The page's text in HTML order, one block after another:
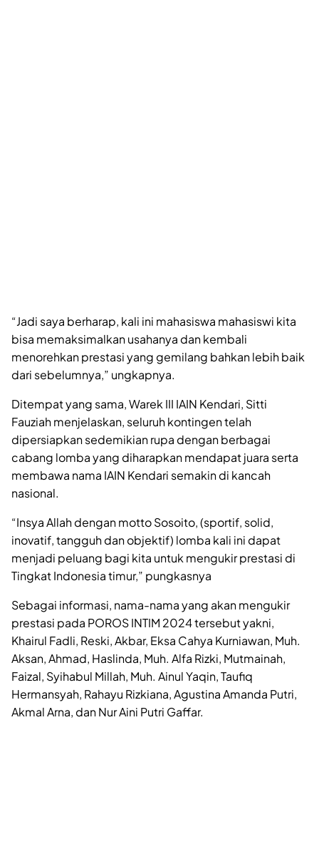
“Jadi saya berharap, kali ini mahasiswa mahasiswi kita
bisa memaksimalkan usahanya dan kembali
menorehkan prestasi yang gemilang bahkan lebih baik
dari sebelumnya,” ungkapnya.
Ditempat yang sama, Warek III IAIN Kendari, Sitti
Fauziah menjelaskan, seluruh kontingen telah
dipersiapkan sedemikian rupa dengan berbagai
cabang lomba yang diharapkan mendapat juara serta
membawa nama IAIN Kendari semakin di kancah
nasional.
“Insya Allah dengan motto Sosoito, (sportif, solid,
inovatif, tangguh dan objektif) lomba kali ini dapat
menjadi peluang bagi kita untuk mengukir prestasi di
Tingkat Indonesia timur,” pungkasnya
Sebagai informasi, nama-nama yang akan mengukir
prestasi pada POROS INTIM 2024 tersebut yakni,
Khairul Fadli, Reski, Akbar, Eksa Cahya Kurniawan, Muh.
Aksan, Ahmad, Haslinda, Muh. Alfa Rizki, Mutmainah,
Faizal, Syihabul Millah, Muh. Ainul Yaqin, Taufiq
Hermansyah, Rahayu Rizkiana, Agustina Amanda Putri,
Akmal Arna, dan Nur Aini Putri Gaffar.